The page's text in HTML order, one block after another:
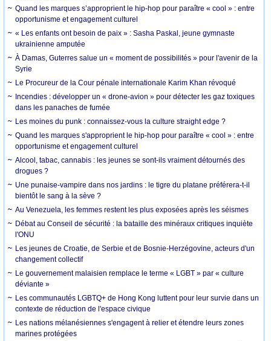
Quand les marques s’approprient le hip-hop pour paraître « cool » : entre
opportunisme et engagement culturel
« Les enfants ont besoin de paix » : Sasha Paskal, jeune gymnaste
ukrainienne amputée
À Damas, Guterres salue un « moment de possibilités » pour l'avenir de la
Syrie
Le Procureur de la Cour pénale internationale Karim Khan révoqué
Incendies : développer un « drone-avion » pour détecter les gaz toxiques
dans les panaches de fumée
Les moines du punk : connaissez-vous la culture straight edge ?
Quand les marques s'approprient le hip-hop pour paraître « cool » : entre
opportunisme et engagement culturel
Alcool, tabac, cannabis : les jeunes se sont-ils vraiment détournés des
drogues ?
Une punaise-vampire dans nos jardins : le tigre du platane préférera-t-il
bientôt le sang à la sève ?
Au Venezuela, les femmes restent les plus exposées après les séismes
Débat au Conseil de sécurité : la bataille des minéraux critiques inquiète
l'ONU
Les jeunes de Croatie, de Serbie et de Bosnie-Herzégovine, acteurs d'un
changement collectif
Le gouvernement malaisien remplace le terme « LGBT » par « culture
déviante »
Les communautés LGBTQ+ de Hong Kong luttent pour leur survie dans un
contexte de réduction de l'espace civique
Les nations mélanésiennes s'engagent à relier et étendre leurs zones
marines protégées